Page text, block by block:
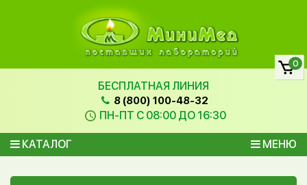
БЕСПЛАТНАЯ ЛИНИЯ
8 (800) 100-48-32
ПН-ПТ С 08:00 ДО 16:30
КАТАЛОГ МЕНЮ
0